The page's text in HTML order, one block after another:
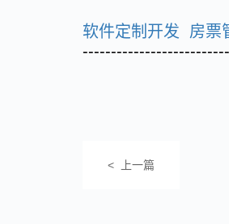
软件定制开发 房票
< 上一篇